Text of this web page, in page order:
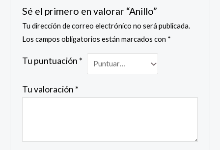
Sé el primero en valorar “Anillo”
Tu dirección de correo electrónico no será publicada.
Los campos obligatorios están marcados con *
Tu puntuación *
Tu valoración *